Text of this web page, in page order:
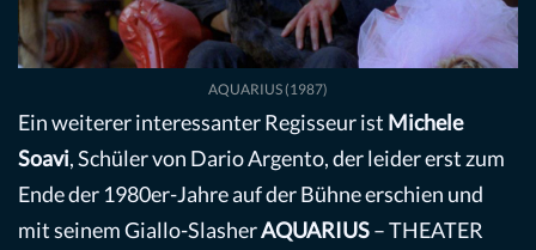
AQUARIUS (1987)
Ein weiterer interessanter Regisseur ist Michele
Soavi, Schüler von Dario Argento, der leider erst zum
Ende der 1980er-Jahre auf der Bühne erschien und
mit seinem Giallo-SlasherAQUARIUS– THEATER